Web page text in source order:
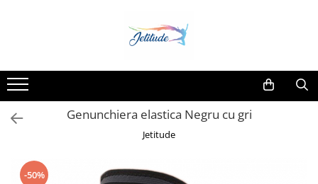
Genunchiera elastica Negru cu gri
Jetitude
-50%